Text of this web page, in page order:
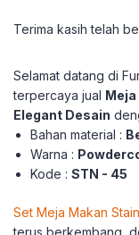
Terima kasih telah
Selamat datang di
terpercaya jual
Elegant Desain
Bahan material :
Warna :
Kode :STN - 45
Set Meja Makan
terus berkembang,